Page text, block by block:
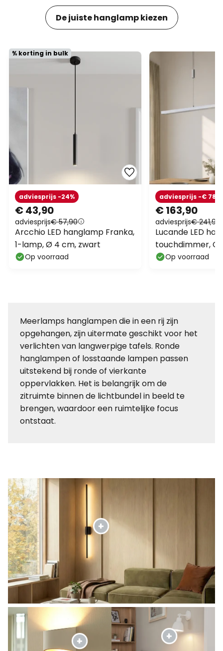
De juiste hanglamp kiezen
% korting in bulk
€ 43,90
adviesprijs€ 57,90
adviesprijs -24%
Arcchio LED hanglamp Franka,
1-lamp, Ø 4 cm, zwart
Op voorraad
€ 163,90
adviesprijs€ 241,90
adviesprijs -€
Lucande LED
touchdimmer,
Op voorraad
Meerlamps hanglampen die in een rij zijn
opgehangen, zijn uitermate geschikt voor het
verlichten van langwerpige tafels. Ronde
hanglampen of losstaande lampen passen
uitstekend bij ronde of vierkante
oppervlakken. Het is belangrijk om de
zitruimte binnen de lichtbundel in beeld te
brengen, waardoor een ruimtelijke focus
ontstaat.